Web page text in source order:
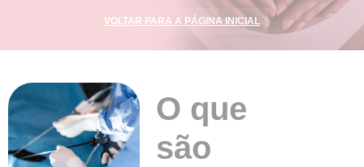
VOLTAR PARA A PÁGINA INICIAL
O que
são